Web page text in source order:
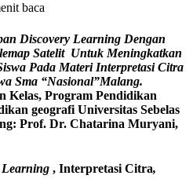
baca
Discovery Learning Dengan
Satelit Untuk Meningkatkan
Pada Materi Interpretasi Citra
Sma “Nasional”Malang.
Kelas, Program Pendidikan
geografi Universitas Sebelas
Prof. Dr. Chatarina Muryani,
Learning , Interpretasi Citra,